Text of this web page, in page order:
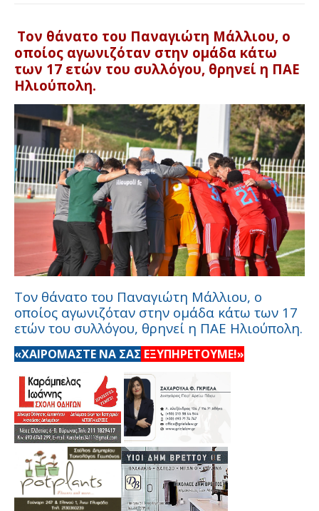
Τον θάνατο του Παναγιώτη Μάλλιου, ο
οποίος αγωνιζόταν στην ομάδα κάτω
των 17 ετών του συλλόγου, θρηνεί η ΠΑΕ
Ηλιούπολη.
Τον θάνατο του Παναγιώτη Μάλλιου, ο
οποίος αγωνιζόταν στην ομάδα κάτω των 17
ετών του συλλόγου, θρηνεί η ΠΑΕ Ηλιούπολη.
«ΧΑΙΡΟΜΑΣΤΕ ΝΑ ΣΑΣ ΕΞΥΠΗΡΕΤΟΥΜΕ!»